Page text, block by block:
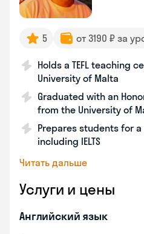
5 от 3190 ₽ за
Holds a TEFL teaching
University of Malta
Graduated with an
from the University of
Prepares students for
including IELTS
Читать дальше
Услуги и цены
Английский язык